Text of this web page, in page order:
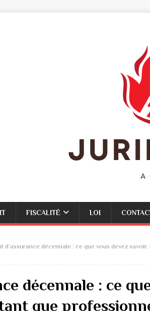
FISCALITÉ LOI
d’assurance décennale : ce que vous devez savoir,
décennale : ce
que